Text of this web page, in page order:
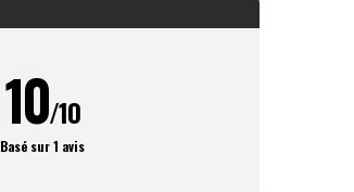
10/10
Basé sur 1 avis